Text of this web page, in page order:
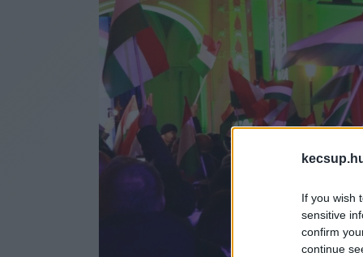
If you wish
sensitive
confirm
continue